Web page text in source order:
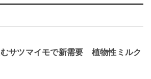
サツマイモで新需要 植物性ミルク